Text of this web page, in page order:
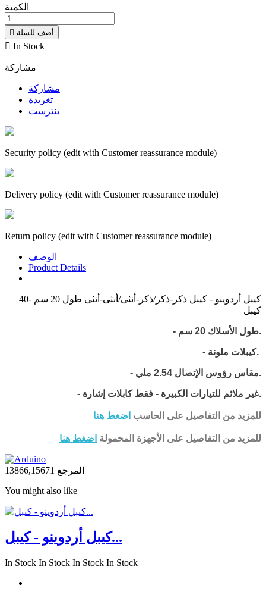
الكمية
 أضف للسلة
 In Stock
مشاركة
مشاركة
تغريدة
بنترست
Security policy (edit with Customer reassurance module)
Delivery policy (edit with Customer reassurance module)
Return policy (edit with Customer reassurance module)
الوصف
Product Details
كيبل أردوينو - كيبل ذكر-ذكر/ذكر-أنثى/أنثى-أنثى طول 20 سم -40
كيبل
- طول الأسلاك 20 سم.
- كيبلات ملونة.
- مقاس رؤوس الإتصال 2.54 ملي.
- غير ملائم للتيارات الكبيرة - فقط كابلات إشارة.
للمزيد من التفاصيل على الحاسب اضغط هنا
للمزيد من التفاصيل على الأجهزة المحمولة اضغط هنا
المرجع 13866,15671
You might also like
كيبل أردوينو - كيبل...
In Stock In Stock In Stock In Stock